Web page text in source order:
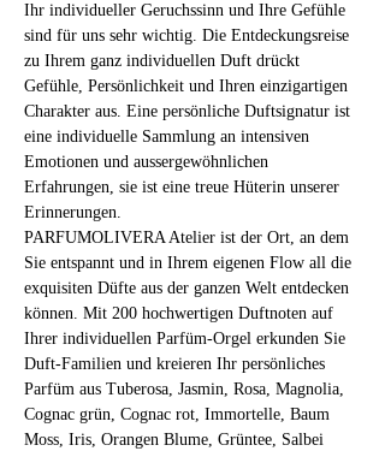
Ihr individueller Geruchssinn und Ihre Gefühle
sind für uns sehr wichtig. Die Entdeckungsreise
zu Ihrem ganz individuellen Duft drückt
Gefühle, Persönlichkeit und Ihren einzigartigen
Charakter aus. Eine persönliche Duftsignatur ist
eine individuelle Sammlung an intensiven
Emotionen und aussergewöhnlichen
Erfahrungen, sie ist eine treue Hüterin unserer
Erinnerungen.
PARFUMOLIVERA Atelier ist der Ort, an dem
Sie entspannt und in Ihrem eigenen Flow all die
exquisiten Düfte aus der ganzen Welt entdecken
können. Mit 200 hochwertigen Duftnoten auf
Ihrer individuellen Parfüm-Orgel erkunden Sie
Duft-Familien und kreieren Ihr persönliches
Parfüm aus Tuberosa, Jasmin, Rosa, Magnolia,
Cognac grün, Cognac rot, Immortelle, Baum
Moss, Iris, Orangen Blume, Grüntee, Salbei